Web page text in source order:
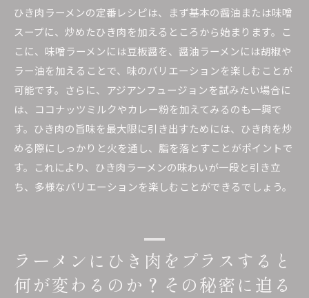
ひき肉を活かしたラーメンの多様な楽しみ方
家庭で作るひき肉ラーメンの楽しみ方の提案
ひき肉ラーメンで味わう新しい食の体験
ひき肉入りラーメンで楽しむ食の豊かさ
ひき肉の魅力をふんだんに活かしたラーメンの
楽しみ方
ひき肉ラーメンの定番レシピは、まず基本の醤油または味噌
スープに、炒めたひき肉を加えるところから始まります。こ
こに、味噌ラーメンには豆板醤を、醤油ラーメンには胡椒や
ラー油を加えることで、味のバリエーションを楽しむことが
可能です。さらに、アジアンフュージョンを試みたい場合に
は、ココナッツミルクやカレー粉を加えてみるのも一興で
す。ひき肉の旨味を最大限に引き出すためには、ひき肉を炒
める際にしっかりと火を通し、脂を落とすことがポイントで
す。これにより、ひき肉ラーメンの味わいが一段と引き立
ち、多様なバリエーションを楽しむことができるでしょう。
ラーメンにひき肉をプラスすると
何が変わるのか？その秘密に迫る